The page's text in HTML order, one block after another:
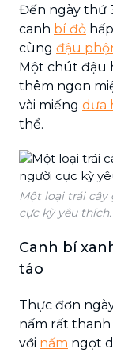
Đến ngày thứ
canh bí đỏ
cùng đậu
Một chút đậu
thêm ngon
vài miếng dưa
thể.
Một loại trái
cực kỳ yêu thích.
Canh bí
táo
Thực đơn
nấm rất
với nấm ngọt